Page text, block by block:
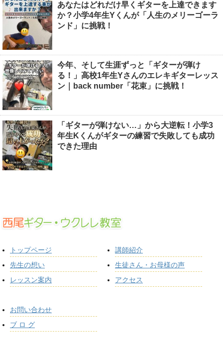
あなたはどれだけ早くギターを上達できます
か？小学4年生Yくんが「人生のメリーゴーラ
ンド」に挑戦！
今年、そして生涯ずっと「ギターが弾け
る！」高校1年生Yさんのエレキギターレッス
ン｜back number「花束」に挑戦！
「ギターが弾けない…」から大逆転！小学3
年生Kくんがギターの練習で失敗しても成功
できた理由
トップページ
先生の想い
レッスン案内
講師紹介
生徒さん・お母様の声
アクセス
お問い合わせ
ブ ロ グ